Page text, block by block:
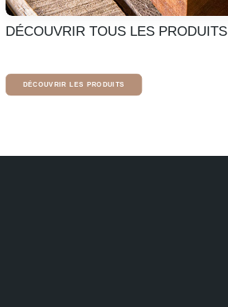
DÉCOUVRIR TOUS LES PRODUITS
DÉCOUVRIR LES PRODUITS